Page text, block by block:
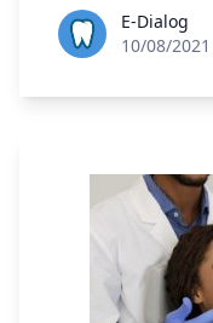
E-Dialog
10/08/2021